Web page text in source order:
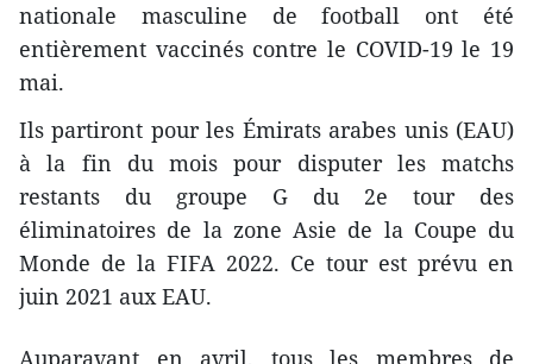
nationale masculine de football ont été
entièrement vaccinés contre le COVID-19 le 19
mai.
Ils partiront pour les Émirats arabes unis (EAU)
à la fin du mois pour disputer les matchs
restants du groupe G du 2e tour des
éliminatoires de la zone Asie de la Coupe du
Monde de la FIFA 2022. Ce tour est prévu en
juin 2021 aux EAU.
Auparavant en avril, tous les membres de